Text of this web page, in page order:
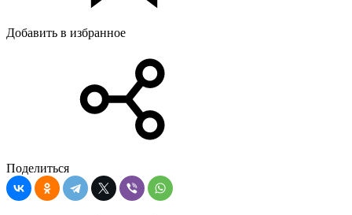
Добавить в избранное
Поделиться